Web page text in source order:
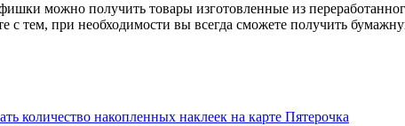
можно получить товары изготовленные из
с тем, при необходимости вы всегда сможете получить
количество накопленных наклеек на карте Пятерочка